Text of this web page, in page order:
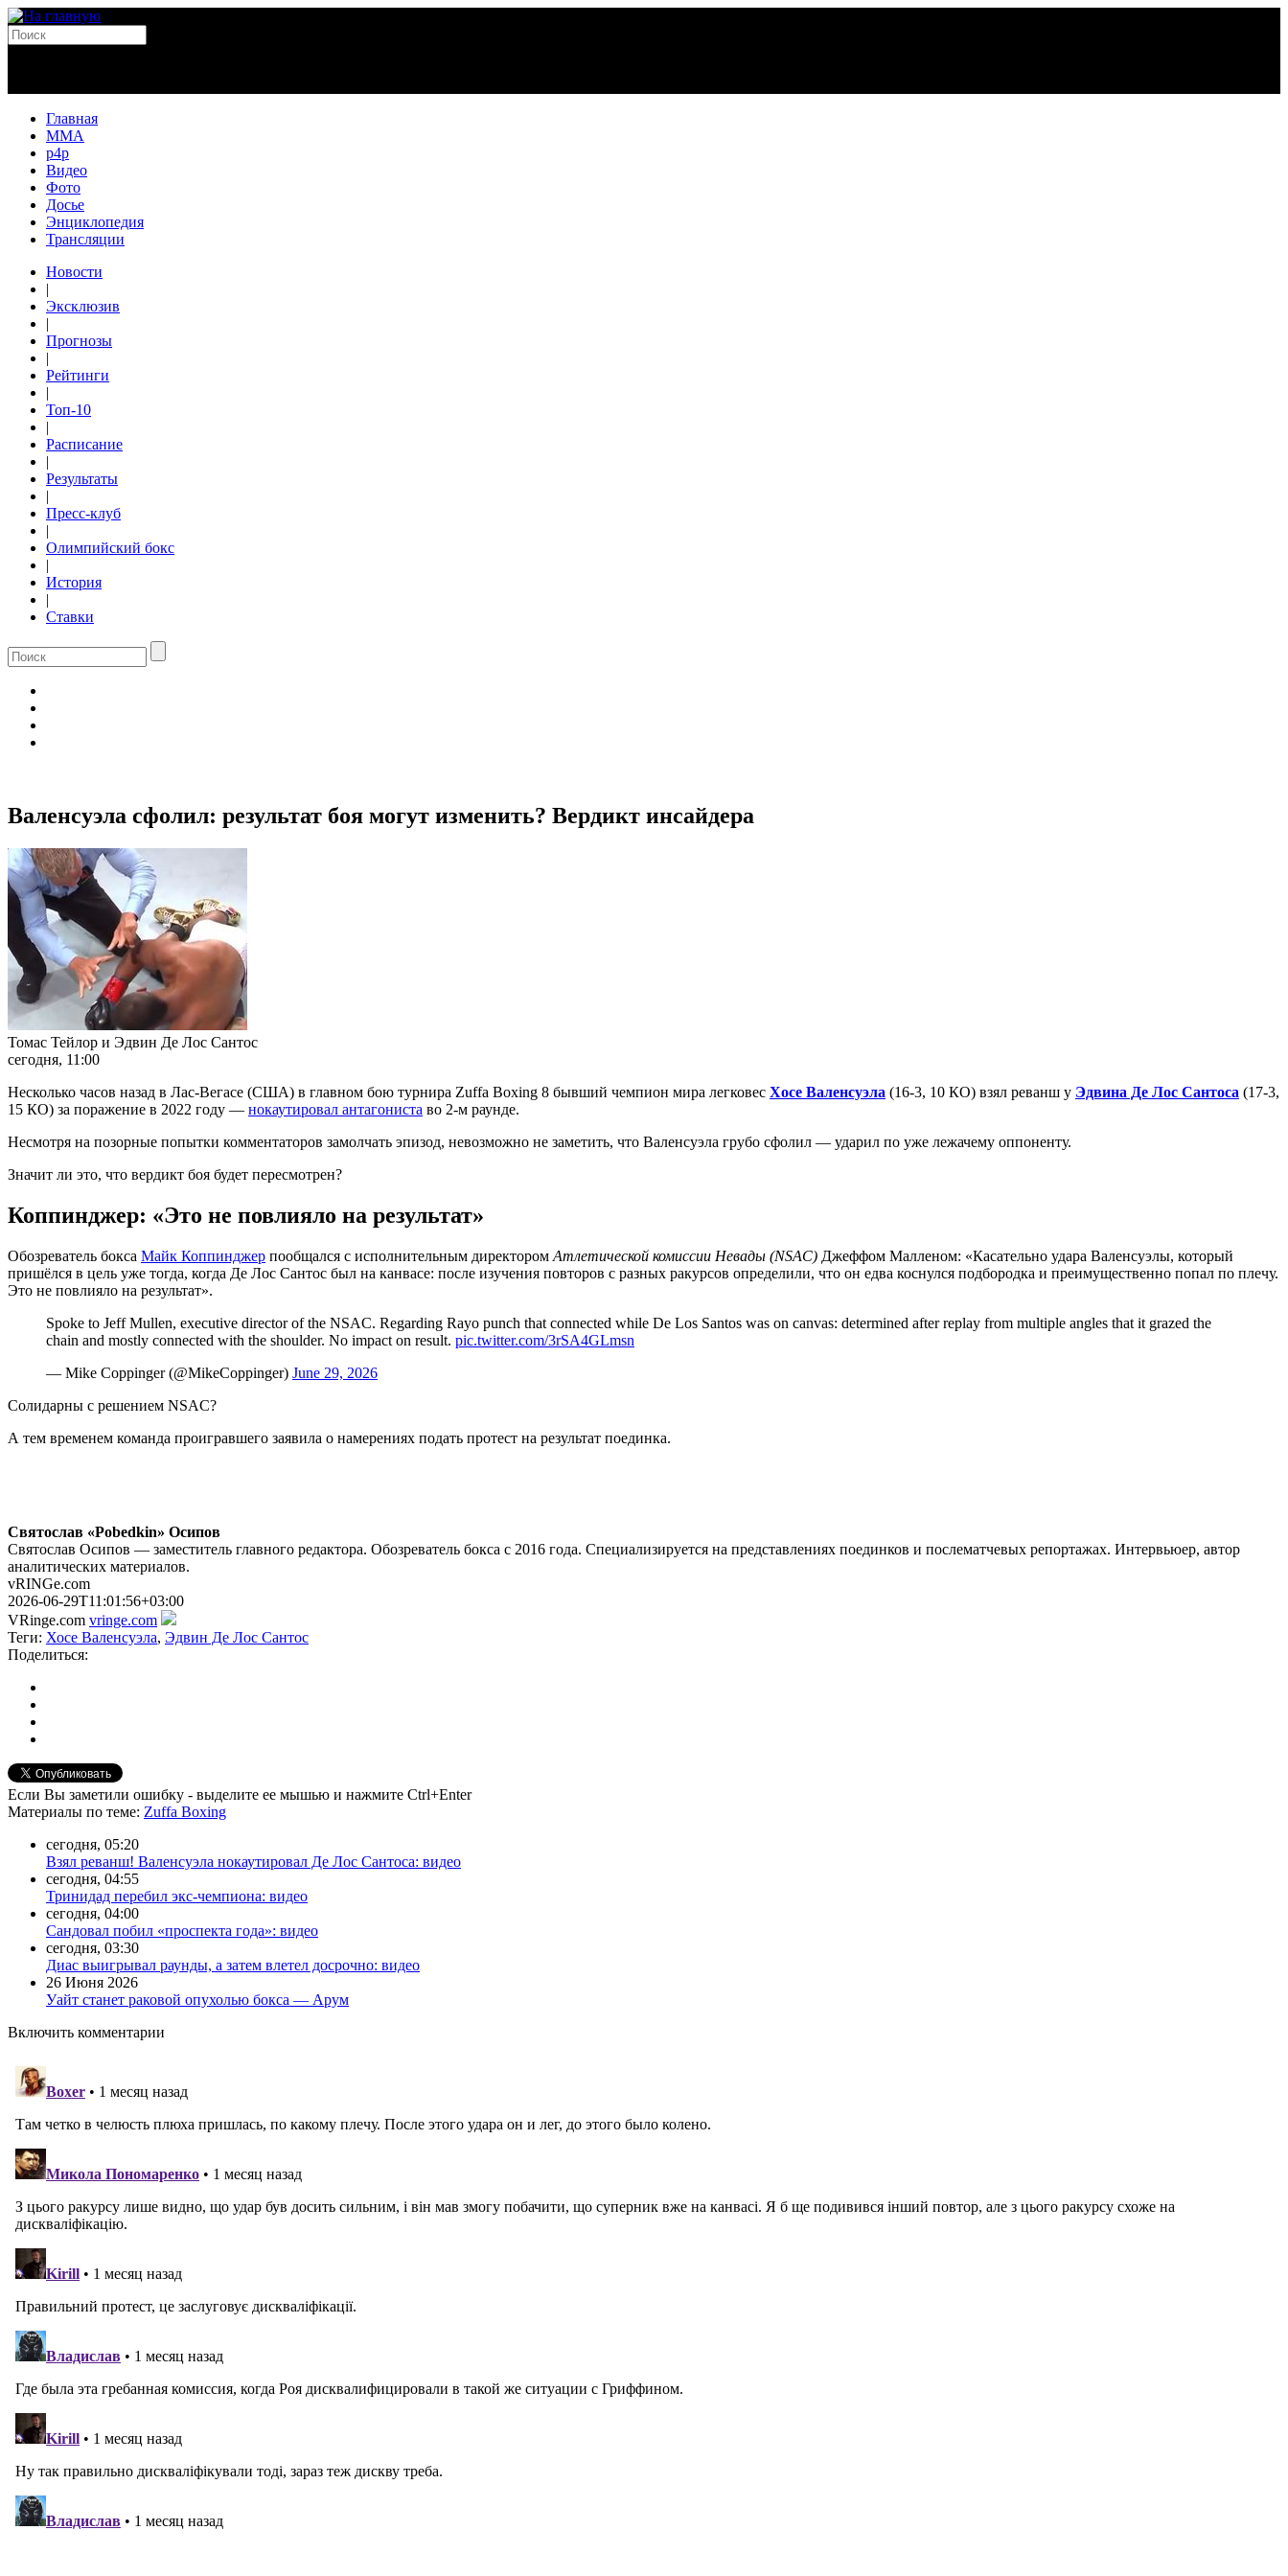
Главная
MMA
p4p
Видео
Фото
Досье
Энциклопедия
Трансляции
Новости
|
Эксклюзив
|
Прогнозы
|
Рейтинги
|
Топ-10
|
Расписание
|
Результаты
|
Пресс-клуб
|
Олимпийский бокс
|
История
|
Ставки
Валенсуэла сфолил: результат боя могут изменить? Вердикт инсайдера
Томас Тейлор и Эдвин Де Лос Сантос
сегодня, 11:00
Несколько часов назад в Лас-Вегасе (США) в главном бою турнира Zuffa Boxing 8 бывший чемпион мира легковес Хосе Валенсуэла (16-3, 10 КО) взял реванш у Эдвина Де Лос Сантоса (17-3,
15 КО) за поражение в 2022 году — нокаутировал антагониста во 2-м раунде.
Несмотря на позорные попытки комментаторов замолчать эпизод, невозможно не заметить, что Валенсуэла грубо сфолил — ударил по уже лежачему оппоненту.
Значит ли это, что вердикт боя будет пересмотрен?
Коппинджер: «Это не повлияло на результат»
Обозреватель бокса Майк Коппинджер пообщался с исполнительным директором Атлетической комиссии Невады (NSAC) Джеффом Малленом: «Касательно удара Валенсуэлы, который
пришёлся в цель уже тогда, когда Де Лос Сантос был на канвасе: после изучения повторов с разных ракурсов определили, что он едва коснулся подбородка и преимущественно попал по плечу.
Это не повлияло на результат».
Spoke to Jeff Mullen, executive director of the NSAC. Regarding Rayo punch that connected while De Los Santos was on canvas: determined after replay from multiple angles that it grazed the
chain and mostly connected with the shoulder. No impact on result. pic.twitter.com/3rSA4GLmsn
— Mike Coppinger (@MikeCoppinger) June 29, 2026
Солидарны с решением NSAC?
А тем временем команда проигравшего заявила о намерениях подать протест на результат поединка.
Святослав «Pobedkin» Осипов
Святослав Осипов — заместитель главного редактора. Обозреватель бокса с 2016 года. Специализируется на представлениях поединков и послематчевых репортажах. Интервьюер, автор
аналитических материалов.
vRINGe.com
2026-06-29T11:01:56+03:00
VRinge.com vringe.com
Теги: Хосе Валенсуэла, Эдвин Де Лос Сантос
Поделиться:
Если Вы заметили ошибку - выделите ее мышью и нажмите Ctrl+Enter
Материалы по теме: Zuffa Boxing
сегодня, 05:20
Взял реванш! Валенсуэла нокаутировал Де Лос Сантоса: видео
сегодня, 04:55
Тринидад перебил экс-чемпиона: видео
сегодня, 04:00
Сандовал побил «проспекта года»: видео
сегодня, 03:30
Диас выигрывал раунды, а затем влетел досрочно: видео
26 Июня 2026
Уайт станет раковой опухолью бокса — Арум
Включить комментарии